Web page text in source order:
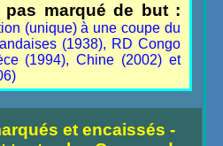
marqué de but :
(unique) à une coupe du
(1938), RD Congo
(1994), Chine (2002) et
et encaissés -